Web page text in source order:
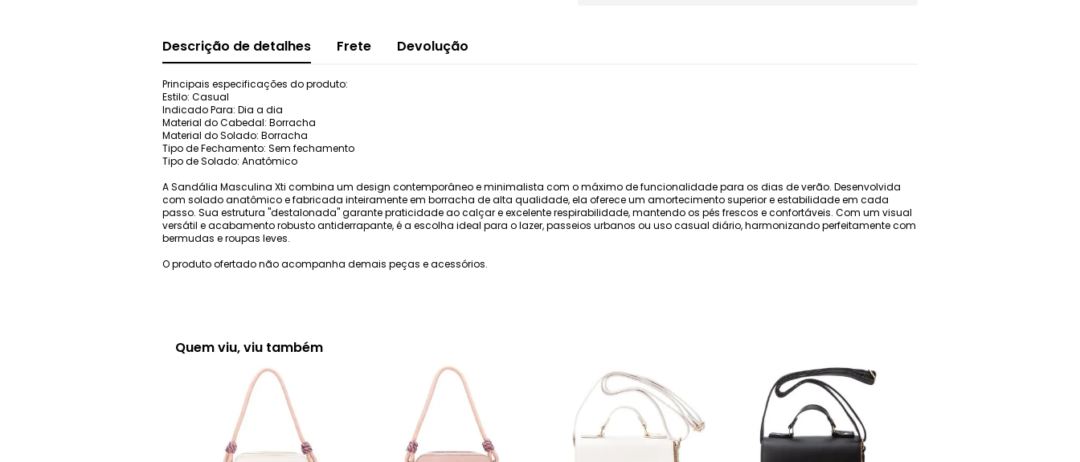
Descrição de detalhes Frete Devolução
Principais especificações do produto:
Estilo: Casual
Indicado Para: Dia a dia
Material do Cabedal: Borracha
Material do Solado: Borracha
Tipo de Fechamento: Sem fechamento
Tipo de Solado: Anatômico
A Sandália Masculina Xti combina um design contemporâneo e minimalista com o máximo de funcionalidade para os dias de verão. Desenvolvida
com solado anatômico e fabricada inteiramente em borracha de alta qualidade, ela oferece um amortecimento superior e estabilidade em cada
passo. Sua estrutura "destalonada" garante praticidade ao calçar e excelente respirabilidade, mantendo os pés frescos e confortáveis. Com um visual
versátil e acabamento robusto antiderrapante, é a escolha ideal para o lazer, passeios urbanos ou uso casual diário, harmonizando perfeitamente com
bermudas e roupas leves.
O produto ofertado não acompanha demais peças e acessórios.
Quem viu, viu também